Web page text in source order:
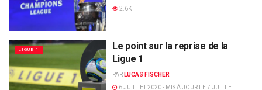
2.6K
LIGUE 1
Le point sur la reprise de la
Ligue 1
PAR LUCAS FISCHER
6 JUILLET 2020 - MIS À JOUR LE 7 JUILLET